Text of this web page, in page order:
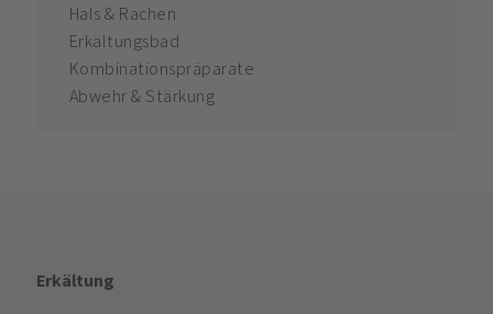
Hals & Rachen
Erkältungsbad
Kombinationspräparate
Abwehr & Stärkung
Erkältung